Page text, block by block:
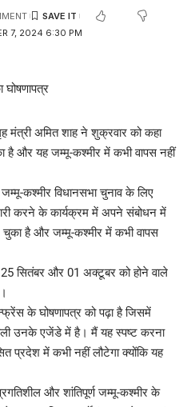
7, 2024 6:30 PM
मंत्री अमित शाह ने शुक्रवार को कहा
है और यह जम्मू-कश्मीर में कभी वापस नहीं
कश्मीर विधानसभा चुनाव के लिए
करने के कार्यक्रम में अपने संबोधन में
है और जम्मू-कश्मीर में कभी वापस
सितंबर और 01 अक्टूबर को होने वाले
के घोषणापत्र को पढ़ा है जिसमें
उनके एजेंडे में है। मैं यह स्पष्ट करना
प्रदेश में कभी नहीं लौटेगा क्योंकि यह
और शांतिपूर्ण जम्मू-कश्मीर के